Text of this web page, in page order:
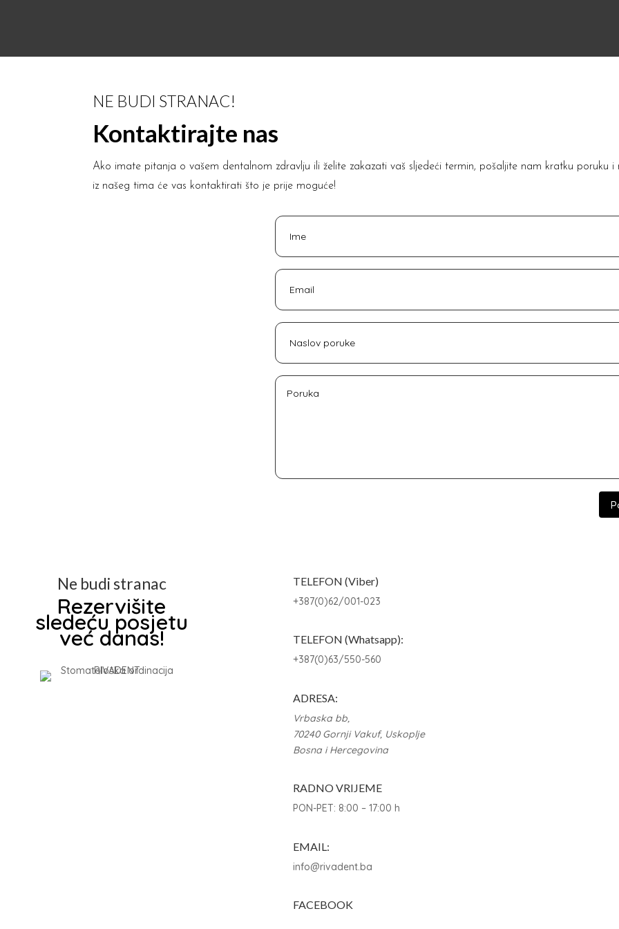
NE BUDI STRANAC!
Kontaktirajte nas
Ako imate pitanja o vašem dentalnom zdravlju ili želite zakazati vaš sljedeći termin, pošaljite nam kratku poruku i
iz našeg tima će vas kontaktirati što je prije moguće!
Ne budi stranac
Rezervišite
sledeću posjetu
već danas!
TELEFON (Viber)
+387(0)62/001-023
TELEFON (Whatsapp):
+387(0)63/550-560
ADRESA:
Vrbaska bb,
70240 Gornji Vakuf, Uskoplje
Bosna i Hercegovina
RADNO VRIJEME
PON-PET: 8:00 – 17:00 h
EMAIL:
info@rivadent.ba
FACEBOOK